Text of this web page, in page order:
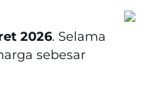
2026. Selama
sebesar